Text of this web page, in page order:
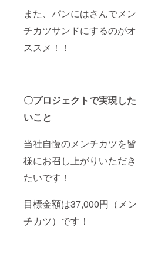
また、パンにはさんでメン
チカツサンドにするのがオ
ススメ！！
〇プロジェクトで実現した
いこと
当社自慢のメンチカツを皆
様にお召し上がりいただき
たいです！
目標金額は37,000円（メン
チカツ）です！